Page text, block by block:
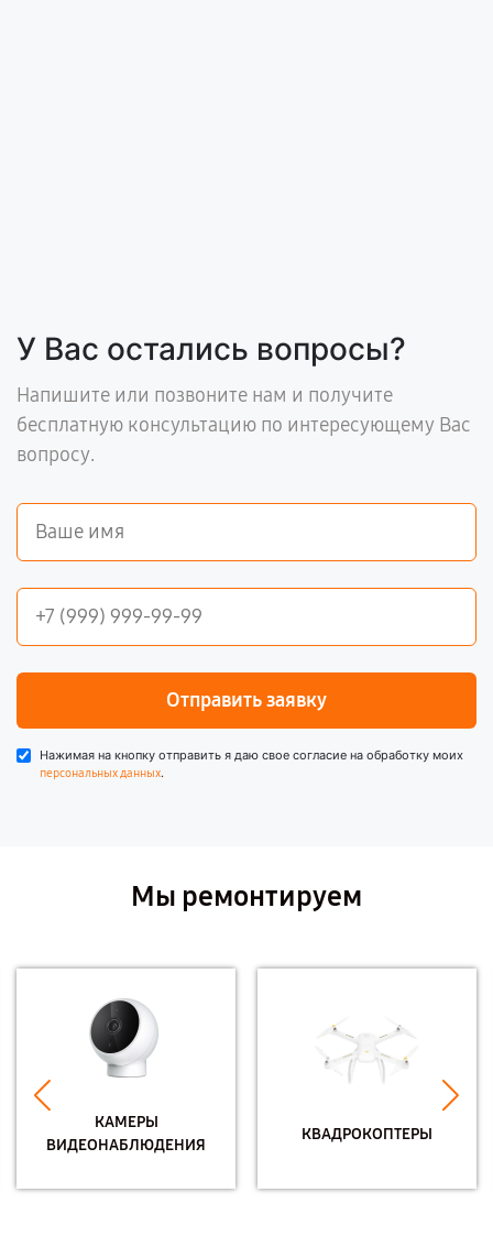
У Вас остались вопросы?
Напишите или позвоните нам и получите
бесплатную консультацию по интересующему Вас
вопросу.
Отправить заявку
Нажимая на кнопку отправить я даю свое согласие на обработку моих
персональных данных.
Мы ремонтируем
КАМЕРЫ
ВИДЕОНАБЛЮДЕНИЯ
КВАДРОКОПТЕРЫ